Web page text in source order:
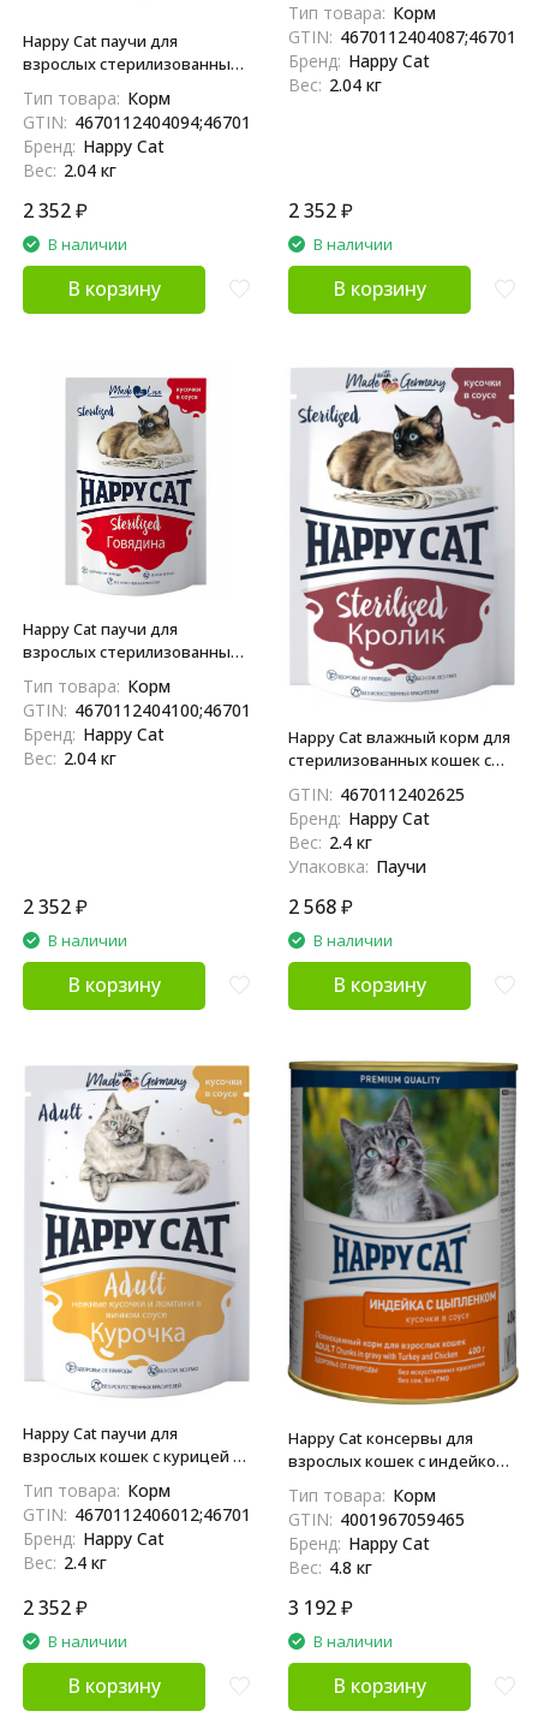
Happy Cat паучи для
взрослых стерилизованных
котов, с курочкой, кусочки в
желе - 85 г х 24 шт
Тип товара: Корм
GTIN: 4670112404094;4670112402960
Бренд: Happy Cat
Вес: 2.04 кг
2 352₽
В наличии
В корзину
котов, с кроликом, кусочки в
соусе - 85 г х 24 шт
Тип товара: Корм
GTIN:
Бренд: Happy Cat
Вес: 2.04 кг
2 352₽
В наличии
В корзину
Happy Cat паучи для
взрослых стерилизованных
котов, с говядиной, кусочки
в соусе - 85 г х 24 шт
Тип товара: Корм
GTIN: 4670112404100;4670112402939
Бренд: Happy Cat
Вес: 2.04 кг
2 352₽
В наличии
В корзину
Happy Cat влажный корм для
стерилизованных кошек с
100 г х 24 шт (Россия)
GTIN: 4670112402625
Бренд: Happy Cat
Вес: 2.4 кг
Упаковка: Паучи
2 568₽
В наличии
В корзину
Happy Cat паучи для
взрослых кошек с курицей в
Тип товара: Корм
GTIN: 4670112406012;4670112406005
Бренд: Happy Cat
Вес: 2.4 кг
2 352₽
В наличии
В корзину
Happy Cat консервы для
взрослых кошек с индейкой
12 шт (Россия)
Тип товара: Корм
GTIN: 4001967059465
Бренд: Happy Cat
Вес: 4.8 кг
3 192₽
В наличии
В корзину